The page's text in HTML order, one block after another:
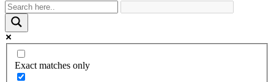
Exact matches only